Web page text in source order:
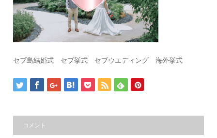
セブ島結婚式 セブ挙式 セブウエディング 海外挙式
コメント